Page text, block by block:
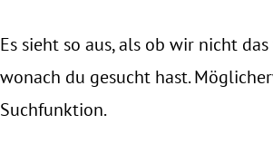
Es sieht so aus, als ob wir nicht
wonach du gesucht hast.
Suchfunktion.